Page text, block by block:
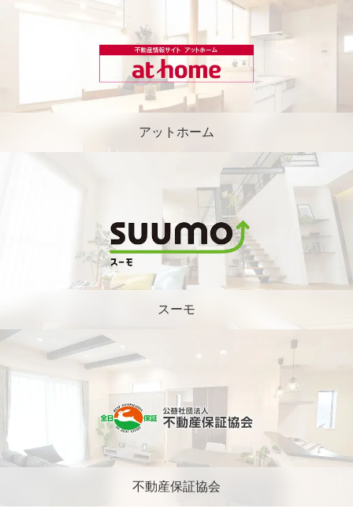
アットホーム
スーモ
不動産保証協会